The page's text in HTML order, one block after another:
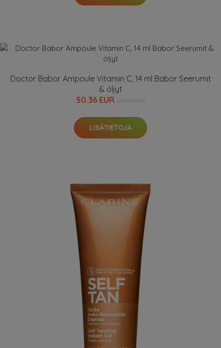
Doctor Babor Ampoule Vitamin C, 14 ml Babor Seerumit
& öljyt
50.36 EUR
LISÄTIETOJA